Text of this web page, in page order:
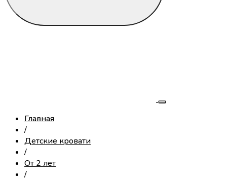
Главная
/
Детские кровати
/
От 2 лет
/